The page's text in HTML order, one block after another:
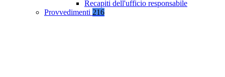
Recapiti dell'ufficio responsabile
Provvedimenti 216